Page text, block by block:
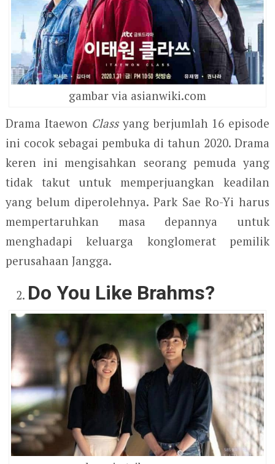
gambar via asianwiki.com
Drama Itaewon Class yang berjumlah 16 episode
ini cocok sebagai pembuka di tahun 2020. Drama
keren ini mengisahkan seorang pemuda yang
tidak takut untuk memperjuangkan keadilan
yang belum diperolehnya. Park Sae Ro-Yi harus
mempertaruhkan masa depannya untuk
menghadapi keluarga konglomerat pemilik
perusahaan Jangga.
Do You Like Brahms?